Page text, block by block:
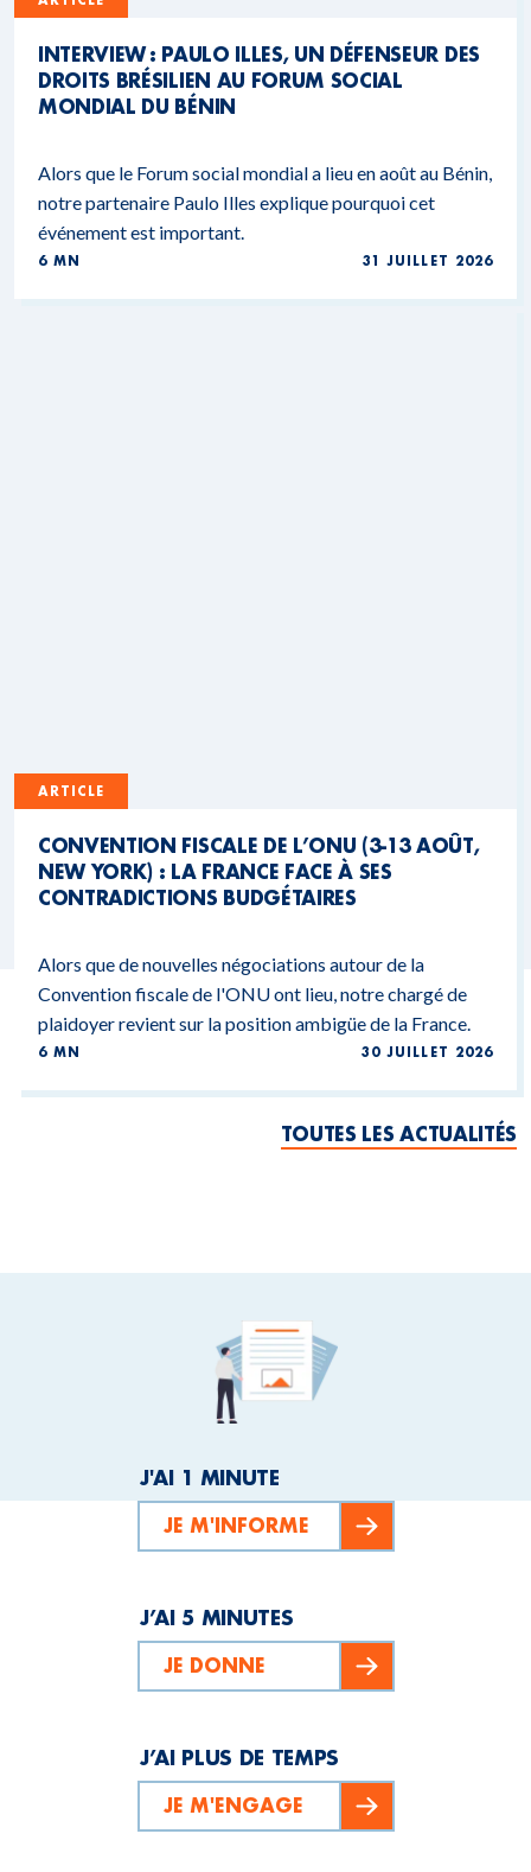
INTERVIEW : PAULO ILLES, UN DÉFENSEUR DES
DROITS BRÉSILIEN AU FORUM SOCIAL
MONDIAL DU BÉNIN
Alors que le Forum social mondial a lieu en août au Bénin,
notre partenaire Paulo Illes explique pourquoi cet
événement est important.
6 MN 31 JUILLET 2026
ARTICLE
CONVENTION FISCALE DE L’ONU (3-13 AOÛT,
NEW YORK) : LA FRANCE FACE À SES
CONTRADICTIONS BUDGÉTAIRES
Alors que de nouvelles négociations autour de la
Convention fiscale de l'ONU ont lieu, notre chargé de
plaidoyer revient sur la position ambigüe de la France.
6 MN 30 JUILLET 2026
TOUTES LES ACTUALITÉS
J'AI 1 MINUTE
JE M'INFORME
J’AI 5 MINUTES
JE DONNE
J’AI PLUS DE TEMPS
JE M'ENGAGE